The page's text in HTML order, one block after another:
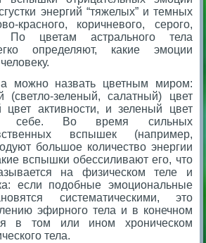
энергий “тяжелых” и темных
красного, коричневого, серого,
цветам астрального тела
определяют, какие эмоции
можно назвать цветным миром:
(светло-зеленый, салатный) цвет
активности, и зеленый цвет
в себе. Во время сильных
вспышек (например,
большое количество энергии
вспышки обессиливают его, что
на физическом теле и
если подобные эмоциональные
систематическими, это
эфирного тела и в конечном
в том или ином хроническом
тела.